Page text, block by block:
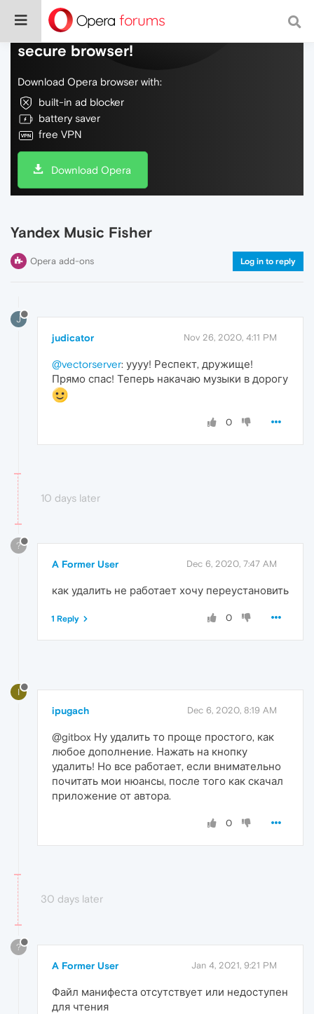
Do more on the web, with a fast and
secure browser!
Download Opera browser with:
built-in ad blocker
battery saver
free VPN
Download Opera
Yandex Music Fisher
Opera add-ons Log in to reply
J
judicator Nov 26, 2020, 4:11 PM
@vectorserver: уууу! Респект, дружище!
Прямо спас! Теперь накачаю музыки в дорогу
0
10 days later
?
A Former User Dec 6, 2020, 7:47 AM
как удалить не работает хочу переустановить
0
1 Reply
I
ipugach Dec 6, 2020, 8:19 AM
@gitbox Ну удалить то проще простого, как
любое дополнение. Нажать на кнопку
удалить! Но все работает, если внимательно
почитать мои нюансы, после того как скачал
приложение от автора.
0
30 days later
?
A Former User Jan 4, 2021, 9:21 PM
Файл манифеста отсутствует или недоступен
для чтения